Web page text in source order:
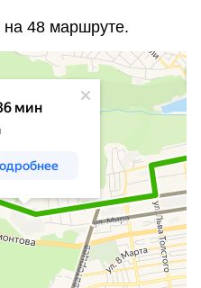
48 маршруте.
— Яндекс Карты